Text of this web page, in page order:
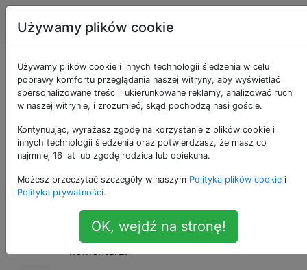
Emacs Tagi
Dlaczego „pozwól”
szybciej dzięki
zakresowi
leksykalnemu?
Podczas czytania kodu źródłowego
dolist makra natrafiłem na następujący
komentarz.
Używamy plików cookie
Używamy plików cookie i innych technologii śledzenia w celu
poprawy komfortu przeglądania naszej witryny, aby wyświetlać
spersonalizowane treści i ukierunkowane reklamy, analizować ruch
w naszej witrynie, i zrozumieć, skąd pochodzą nasi goście.
Kontynuując, wyrażasz zgodę na korzystanie z plików cookie i
innych technologii śledzenia oraz potwierdzasz, że masz co
najmniej 16 lat lub zgodę rodzica lub opiekuna.
Możesz przeczytać szczegóły w naszym Polityka plików cookie i
Polityka prywatności.
OK, wejdź na stronę!